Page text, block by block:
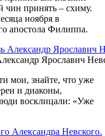
чин принять – схиму.
ноября в
апостола Филиппа.
Ярославич
мои, знайте, что уже
и диаконы,
восклицали: «Уже